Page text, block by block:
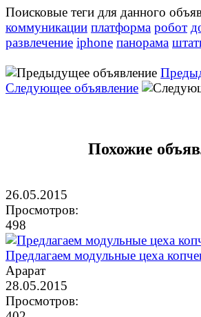
Поисковые теги для данного
коммуникации платформа робот
развлечение iphone панорама
Следующее объявление
Похожие
26.05.2015
Просмотров:
498
Предлагаем модульные цеха
Арарат
28.05.2015
Просмотров: